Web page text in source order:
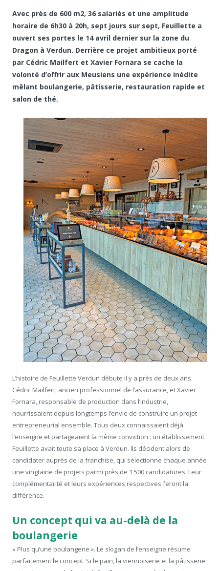
Avec près de 600 m2, 36 salariés et une amplitude
horaire de 6h30 à 20h, sept jours sur sept, Feuillette a
ouvert ses portes le 14 avril dernier sur la zone du
Dragon à Verdun. Derrière ce projet ambitieux porté
par Cédric Mailfert et Xavier Fornara se cache la
volonté d’offrir aux Meusiens une expérience inédite
mêlant boulangerie, pâtisserie, restauration rapide et
salon de thé.
L’histoire de Feuillette Verdun débute il y a près de deux ans.
Cédric Mailfert, ancien professionnel de l’assurance, et Xavier
Fornara, responsable de production dans l’industrie,
nourrissaient depuis longtemps l’envie de construire un projet
entrepreneurial ensemble. Tous deux connaissaient déjà
l’enseigne et partageaient la même conviction : un établissement
Feuillette avait toute sa place à Verdun. Ils décident alors de
candidater auprès de la franchise, qui sélectionne chaque année
une vingtaine de projets parmi près de 1 500 candidatures. Leur
complémentarité et leurs expériences respectives feront la
différence.
Un concept qui va au-delà de la
boulangerie
« Plus qu’une boulangerie ». Le slogan de l’enseigne résume
parfaitement le concept. Si le pain, la viennoiserie et la pâtisserie